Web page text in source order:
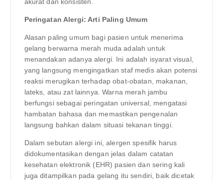
Peringatan Alergi: Arti Paling Umum
Alasan paling umum bagi pasien untuk menerima
gelang berwarna merah muda adalah untuk
menandakan adanya alergi. Ini adalah isyarat visual,
yang langsung mengingatkan staf medis akan potensi
reaksi merugikan terhadap obat-obatan, makanan,
lateks, atau zat lainnya. Warna merah jambu
berfungsi sebagai peringatan universal, mengatasi
hambatan bahasa dan memastikan pengenalan
langsung bahkan dalam situasi tekanan tinggi.
Dalam sebutan alergi ini, alergen spesifik harus
didokumentasikan dengan jelas dalam catatan
kesehatan elektronik (EHR) pasien dan sering kali
juga ditampilkan pada gelang itu sendiri, baik dicetak